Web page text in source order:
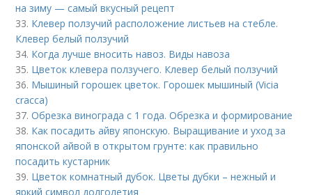
на зиму — самый вкусный рецепт
33. Клевер ползучий расположение листьев на стебле.
Клевер белый ползучий
34. Когда лучше вносить навоз. Виды навоза
35. Цветок клевера ползучего. Клевер белый ползучий
36. Мышиный горошек цветок. Горошек мышиный (Vicia
cracca)
37.Обрезка винограда с 1 года. Обрезка и формирование
38. Как посадить айву японскую. Выращивание и уход за
японской айвой в открытом грунте: как правильно
посадить кустарник
39. Цветок комнатный дубок. Цветы дубки – нежный и
яркий символ долголетия